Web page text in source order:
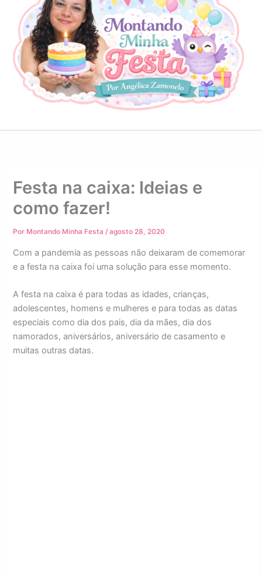
Festa na caixa: Ideias e
como fazer!
Por Montando Minha Festa/agosto 28, 2020
Com a pandemia as pessoas não deixaram de comemorar
e a festa na caixa foi uma solução para esse momento.
A festa na caixa é para todas as idades, crianças,
adolescentes, homens e mulheres e para todas as datas
especiais como dia dos pais, dia da mães, dia dos
namorados, aniversários, aniversário de casamento e
muitas outras datas.